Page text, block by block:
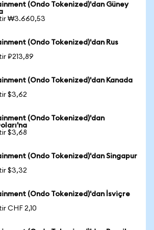
(Ondo Tokenized)'dan Güney
₩3.660,53
(Ondo Tokenized)'dan Rus
₽213,89
(Ondo Tokenized)'dan Kanada
$3,62
(Ondo Tokenized)'dan
$3,68
(Ondo Tokenized)'dan Singapur
$3,32
(Ondo Tokenized)'dan İsviçre
CHF 2,10